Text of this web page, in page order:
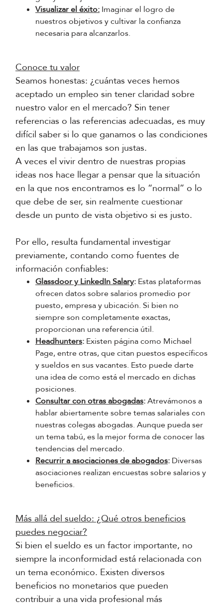
Visualizar el éxito: Imaginar el logro de
nuestros objetivos y cultivar la confianza
necesaria para alcanzarlos.
Conoce tu valor
Seamos honestas: ¿cuántas veces hemos
aceptado un empleo sin tener claridad sobre
nuestro valor en el mercado? Sin tener
referencias o las referencias adecuadas, es muy
difícil saber si lo que ganamos o las condiciones
en las que trabajamos son justas.
A veces el vivir dentro de nuestras propias
ideas nos hace llegar a pensar que la situación
en la que nos encontramos es lo “normal” o lo
que debe de ser, sin realmente cuestionar
desde un punto de vista objetivo si es justo.
Por ello, resulta fundamental investigar
previamente, contando como fuentes de
información confiables:
Glassdoor y LinkedIn Salary: Estas plataformas
ofrecen datos sobre salarios promedio por
puesto, empresa y ubicación. Si bien no
siempre son completamente exactas,
proporcionan una referencia útil.
Headhunters: Existen página como Michael
Page, entre otras, que citan puestos específicos
y sueldos en sus vacantes. Esto puede darte
una idea de como está el mercado en dichas
posiciones.
Consultar con otras abogadas:Atrevámonos a
hablar abiertamente sobre temas salariales con
nuestras colegas abogadas. Aunque pueda ser
un tema tabú, es la mejor forma de conocer las
tendencias del mercado.
Recurrir a asociaciones de abogados: Diversas
asociaciones realizan encuestas sobre salarios y
beneficios.
Más allá del sueldo: ¿Qué otros beneficios
puedes negociar?
Si bien el sueldo es un factor importante, no
siempre la inconformidad está relacionada con
un tema económico. Existen diversos
beneficios no monetarios que pueden
contribuir a una vida profesional más